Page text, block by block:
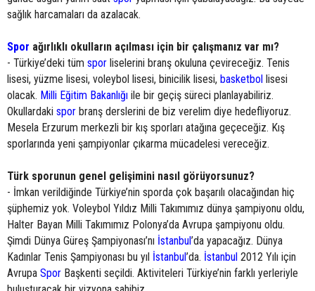
sağlık harcamaları da azalacak.
Spor ağırlıklı okulların açılması için bir çalışmanız var mı?
- Türkiye’deki tüm spor liselerini branş okuluna çevireceğiz. Tenis
lisesi, yüzme lisesi, voleybol lisesi, binicilik lisesi, basketbol lisesi
olacak. Milli Eğitim Bakanlığı ile bir geçiş süreci planlayabiliriz.
Okullardaki spor branş derslerini de biz verelim diye hedefliyoruz.
Mesela Erzurum merkezli bir kış sporları atağına geçeceğiz. Kış
sporlarında yeni şampiyonlar çıkarma mücadelesi vereceğiz.
Türk sporunun genel gelişimini nasıl görüyorsunuz?
- İmkan verildiğinde Türkiye’nin sporda çok başarılı olacağından hiç
şüphemiz yok. Voleybol Yıldız Milli Takımımız dünya şampiyonu oldu,
Halter Bayan Milli Takımımız Polonya’da Avrupa şampiyonu oldu.
Şimdi Dünya Güreş Şampiyonası’nı İstanbul’da yapacağız. Dünya
Kadınlar Tenis Şampiyonası bu yıl İstanbul’da. İstanbul 2012 Yılı için
Avrupa Spor Başkenti seçildi. Aktiviteleri Türkiye’nin farklı yerleriyle